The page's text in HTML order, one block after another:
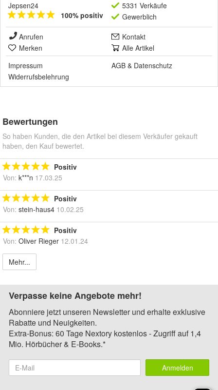
Jepsen24
100% positiv
5331 Verkäufe
Gewerblich
Anrufen
Kontakt
Merken
Alle Artikel
Impressum
AGB & Datenschutz
Widerrufsbelehrung
Bewertungen
So haben Kunden, die den Artikel bei diesem Verkäufer gekauft
haben, den Kauf bewertet.
Positiv
Von: k***n 17.03.25
Positiv
Von: stein-haus4 10.02.25
Positiv
Von: Oliver Rieger 12.01.24
Mehr...
Verpasse keine Angebote mehr!
Abonniere jetzt unseren Newsletter und erhalte exklusive
Rabatte und Neuigkeiten.
Extra-Bonus: 60 Tage Nextory kostenlos - Zugriff auf 1,4
Mio. Hörbücher & E-Books.*
Anmelden